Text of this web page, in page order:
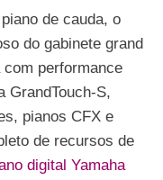
de cauda, o
do gabinete grand
com performance
GrandTouch-S,
pianos CFX e
de recursos de
digital Yamaha